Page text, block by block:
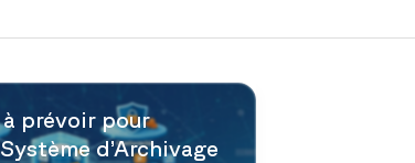
prévoir pour
d’Archivage